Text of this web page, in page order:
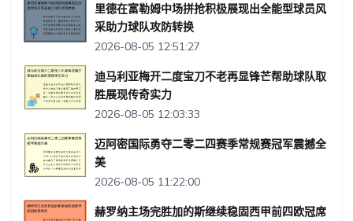
里德在富勒姆中场拼抢积极展现出全能型球员风
采助力球队攻防转换
2026-08-05 12:51:27
迪马利亚梅开二度宝刀不老再显锋芒帮助球队取
胜展现传奇实力
2026-08-05 12:03:33
迈阿密国际勇夺二零二四赛季常规赛冠军震撼全
美
2026-08-05 11:22:00
赫罗纳主场完胜加的斯继续稳固西甲前四欧冠席